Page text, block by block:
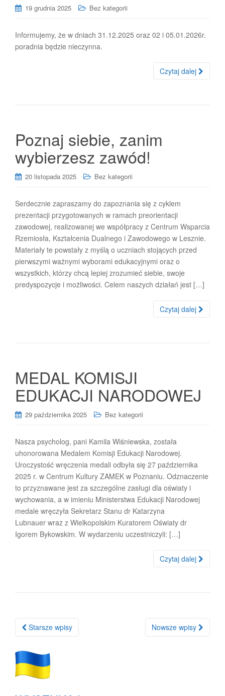
19 grudnia 2025 Bez kategorii
Informujemy, że w dniach 31.12.2025 oraz 02 i 05.01.2026r.
poradnia będzie nieczynna.
Czytaj dalej
Poznaj siebie, zanim
wybierzesz zawód!
20 listopada 2025 Bez kategorii
Serdecznie zapraszamy do zapoznania się z cyklem
prezentacji przygotowanych w ramach preorientacji
zawodowej, realizowanej we współpracy z Centrum Wsparcia
Rzemiosła, Kształcenia Dualnego i Zawodowego w Lesznie.
Materiały te powstały z myślą o uczniach stojących przed
pierwszymi ważnymi wyborami edukacyjnymi oraz o
wszystkich, którzy chcą lepiej zrozumieć siebie, swoje
predyspozycje i możliwości. Celem naszych działań jest […]
Czytaj dalej
MEDAL KOMISJI
EDUKACJI NARODOWEJ
29 października 2025 Bez kategorii
Nasza psycholog, pani Kamila Wiśniewska, została
uhonorowana Medalem Komisji Edukacji Narodowej.
Uroczystość wręczenia medali odbyła się 27 października
2025 r. w Centrum Kultury ZAMEK w Poznaniu. Odznaczenie
to przyznawane jest za szczególne zasługi dla oświaty i
wychowania, a w imieniu Ministerstwa Edukacji Narodowej
medale wręczyła Sekretarz Stanu dr Katarzyna
Lubnauer wraz z Wielkopolskim Kuratorem Oświaty dr
Igorem Bykowskim. W wydarzeniu uczestniczyli: […]
Czytaj dalej
Nawigacja
wpisach
Starsze wpisy Nowsze wpisy